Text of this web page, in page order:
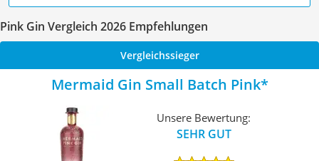
Pink Gin Vergleich 2026 Empfehlungen
Vergleichssieger
Mermaid Gin Small Batch Pink
Unsere Bewertung:
SEHR GUT